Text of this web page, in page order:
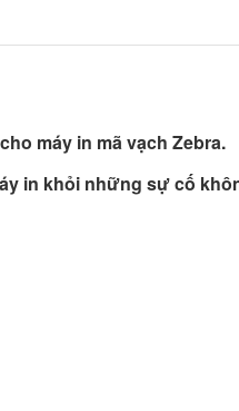
máy in mã vạch Zebra.
in khỏi những sự cố